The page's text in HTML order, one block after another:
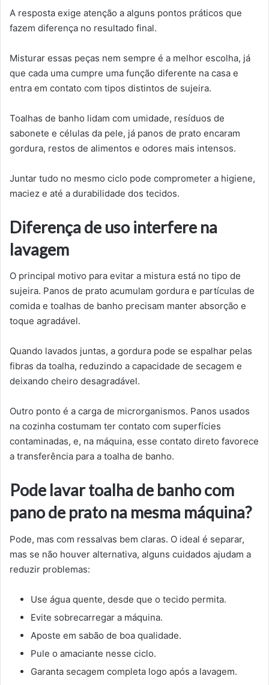
A resposta exige atenção a alguns pontos práticos que
fazem diferença no resultado final.
Misturar essas peças nem sempre é a melhor escolha, já
que cada uma cumpre uma função diferente na casa e
entra em contato com tipos distintos de sujeira.
Toalhas de banho lidam com umidade, resíduos de
sabonete e células da pele, já panos de prato encaram
gordura, restos de alimentos e odores mais intensos.
Juntar tudo no mesmo ciclo pode comprometer a higiene,
maciez e até a durabilidade dos tecidos.
Diferença de uso interfere na
lavagem
O principal motivo para evitar a mistura está no tipo de
sujeira. Panos de prato acumulam gordura e partículas de
comida e toalhas de banho precisam manter absorção e
toque agradável.
Quando lavados juntas, a gordura pode se espalhar pelas
fibras da toalha, reduzindo a capacidade de secagem e
deixando cheiro desagradável.
Outro ponto é a carga de microrganismos. Panos usados
na cozinha costumam ter contato com superfícies
contaminadas, e, na máquina, esse contato direto favorece
a transferência para a toalha de banho.
Pode lavar toalha de banho com
pano de prato na mesma máquina?
Pode, mas com ressalvas bem claras. O ideal é separar,
mas se não houver alternativa, alguns cuidados ajudam a
reduzir problemas:
Use água quente, desde que o tecido permita.
Evite sobrecarregar a máquina.
Aposte em sabão de boa qualidade.
Pule o amaciante nesse ciclo.
Garanta secagem completa logo após a lavagem.